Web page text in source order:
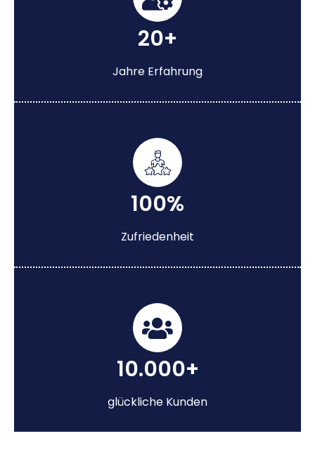
20+
Jahre Erfahrung
100%
Zufriedenheit
10.000+
glückliche Kunden